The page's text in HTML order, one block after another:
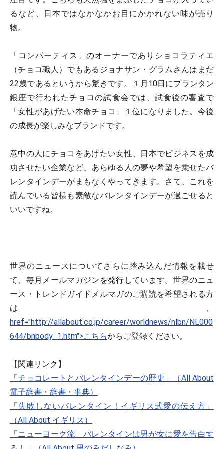
るなど、日本ではなかなかお目にかかれない味が売り
物。
「コンパーティス」のオーナーでありショコラティエ
（チョコ職人）でもあるジョナサン・グラムさんはまだ
22歳であるというから驚きです。１月10日にプランタン
銀座で行われたチョコの試食会では、試食後の審査で
「女性があげたい本命チョコ」１位になりました。今後
の成長が楽しみなブランドです。
意中の人にチョコをあげたい女性、日本でビジネスを成
功させたい企業など、あらゆる人の夢や希望を乗せたバ
レンタインデーがまもなくやってきます。さて、これを
読んでいる皆様も素敵なバレンタインデーが過ごせると
いいですね。
世界のニュースについてさらに踏み込んだ情報を載せ
て、毎月メールマガジンを発行しています。世界のニュ
ース・トレンドガイドメルマガのご購読を希望される方
は、
href="http://allabout.co.jp/career/worldnews/nlbn/NL000
644/bnbody_1.htm">こちらからご登録ください。
【関連リンク】
「チョコレートとバレンタインデーの歴史」（All About
電子辞書・辞書・事典）
「失敗しないバレンタイン！イギリス式愛の伝え方」
（All About イギリス）
「ニューヨーク流 バレンタインは男が女に愛を告白す